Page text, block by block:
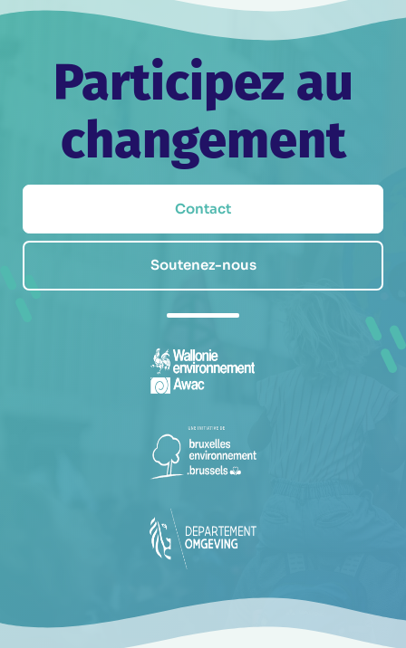
Participez au
changement
Contact
Soutenez-nous